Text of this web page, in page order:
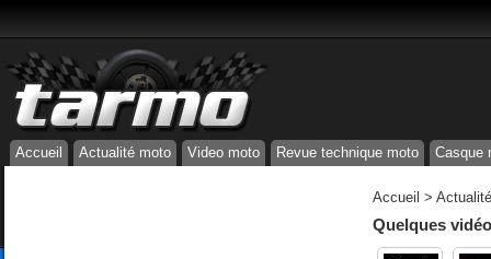
Accueil Actualité moto Video moto Revue technique moto Casque
Accueil >
Quelques